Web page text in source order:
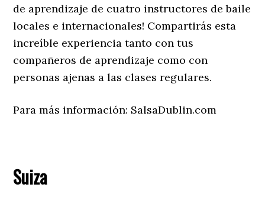
de aprendizaje de cuatro instructores de baile
locales e internacionales! Compartirás esta
increíble experiencia tanto con tus
compañeros de aprendizaje como con
personas ajenas a las clases regulares.
Para más información: SalsaDublin.com
Suiza